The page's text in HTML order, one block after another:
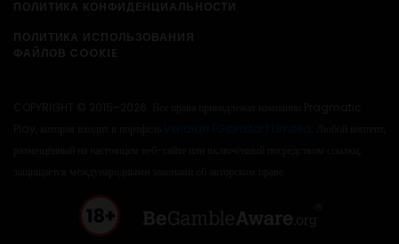
ПОЛИТИКА КОНФИДЕНЦИАЛЬНОСТИ
ПОЛИТИКА ИСПОЛЬЗОВАНИЯ
ФАЙЛОВ COOKIE